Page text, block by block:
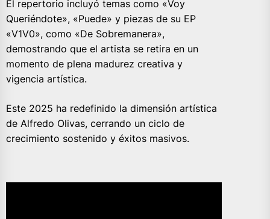
El repertorio incluyó temas como «Voy
Queriéndote», «Puede» y piezas de su EP
«V1V0», como «De Sobremanera»,
demostrando que el artista se retira en un
momento de plena madurez creativa y
vigencia artística.
Este 2025 ha redefinido la dimensión artística
de Alfredo Olivas, cerrando un ciclo de
crecimiento sostenido y éxitos masivos.